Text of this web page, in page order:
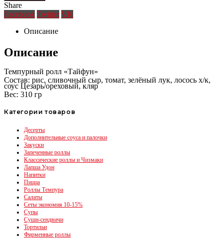
Share
Facebook Twitter VK
Описание
Описание
Темпурный ролл «Тайфун»
Состав: рис, сливочный сыр, томат, зелёный лук, лосось х/к,
соус Цезарь/ореховый, кляр
Вес: 310 гр
Категории товаров
Десерты
Дополнительные соуса и палочки
Закуски
Запеченные роллы
Классические роллы и Чизмаки
Лапша Удон
Напитки
Пицца
Роллы Темпура
Салаты
Сеты экономия 10-15%
Супы
Суши-сендвичи
Тортильи
Фирменные роллы